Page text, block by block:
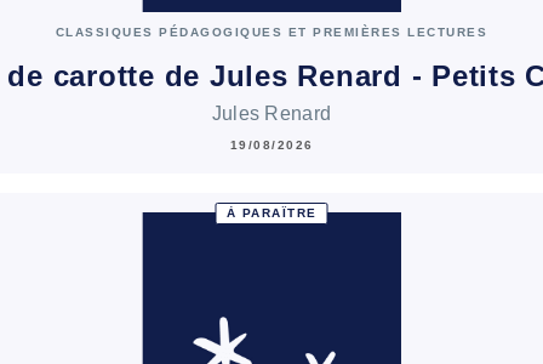
CLASSIQUES PÉDAGOGIQUES ET PREMIÈRES LECTURES
carotte de Jules Renard - Petits
Jules Renard
19/08/2026
À PARAÎTRE